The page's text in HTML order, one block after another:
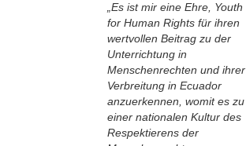
„Es ist mir eine Ehre, Youth
for Human Rights für ihren
wertvollen Beitrag zu der
Unterrichtung in
Menschenrechten und ihrer
Verbreitung in Ecuador
anzuerkennen, womit es zu
einer nationalen Kultur des
Respektierens der